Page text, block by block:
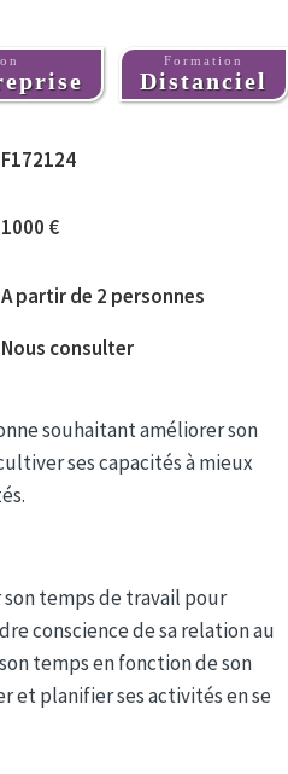
Formation
Distanciel
F172124
1000 €
A partir de 2 personnes
Nous consulter
souhaitant améliorer son
ses capacités à mieux
temps de travail pour
conscience de sa relation au
temps en fonction de son
et planifier ses activités en se